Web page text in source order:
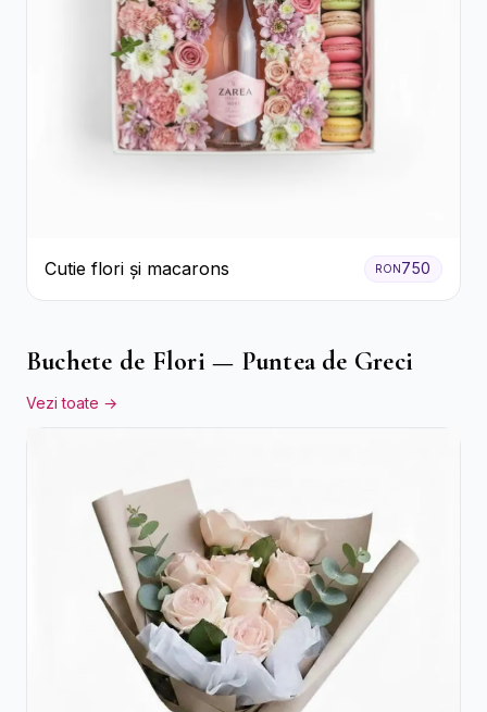
Cutie flori și macarons RON750
Buchete de Flori — Puntea de Greci
Vezi toate →